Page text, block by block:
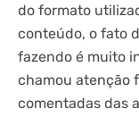
do formato
conteúdo, o fato
fazendo é muito
chamou atenção
comentadas das